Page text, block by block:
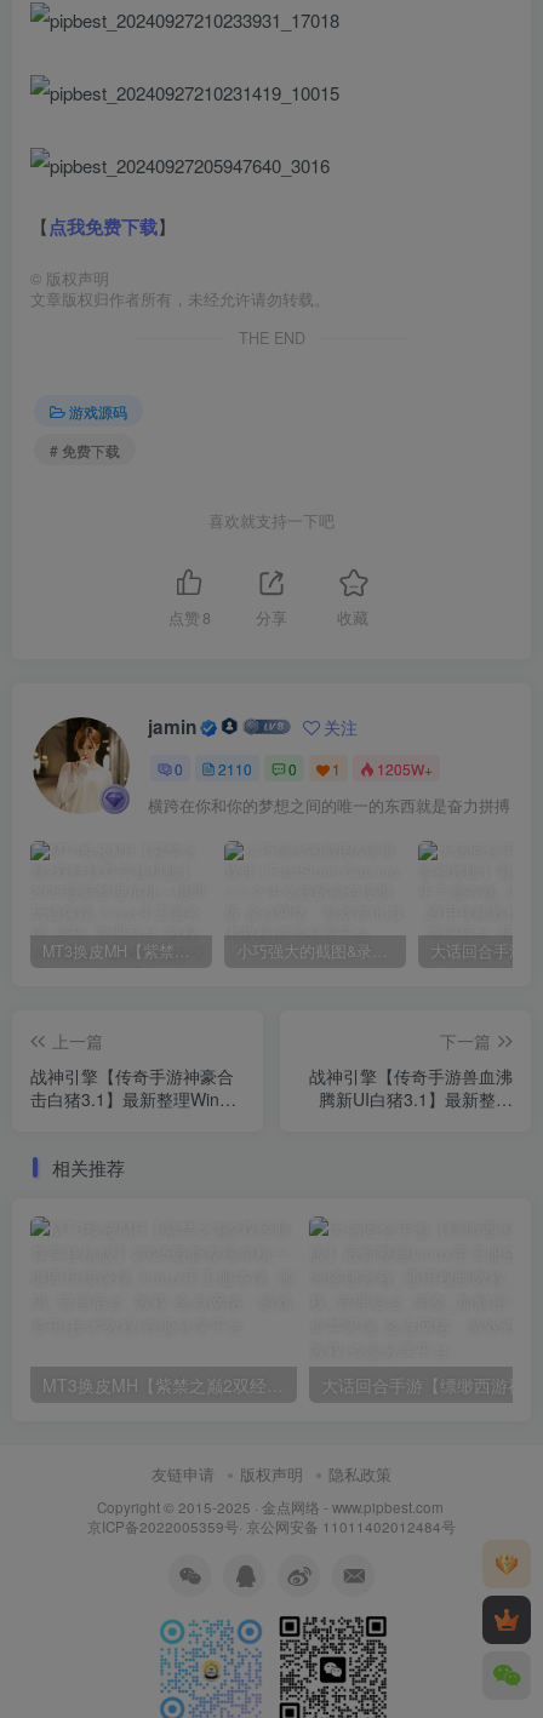
【点我免费下载】
© 版权声明
文章版权归作者所有，未经允许请勿转载。
THE END
游戏源码
# 免费下载
喜欢就支持一下吧
点赞 8 分享 收藏
jamin 关注
0 2110 0 1 1205W+
横跨在你和你的梦想之间的唯一的东西就是奋力拼搏
MT3换皮MH【紫禁之巅2双经脉尊享挂机版】2025最新整理单机一键即玩镜像端_Linux手工服务端_源码_管理后台_教程 小巧强大的截图&录屏软件 | FastStone Capture v11.2 中文破解绿色便携版
上一篇
战神引擎【传奇手游神豪合
击白猪3.1】最新整理Win系
下一篇
战神引擎【传奇手游兽血沸
腾新UI白猪3.1】最新整理
相关推荐
MT3换皮MH【紫禁之巅2双经脉尊享挂机版】2025最新整理单机一键即玩镜像端_Linux手工服务端_源码_管理后台_教程
友链申请 版权声明 隐私政策
Copyright © 2015-2025 · 金点网络 - www.pipbest.com
京ICP备2022005359号· 京公网安备 11011402012484号